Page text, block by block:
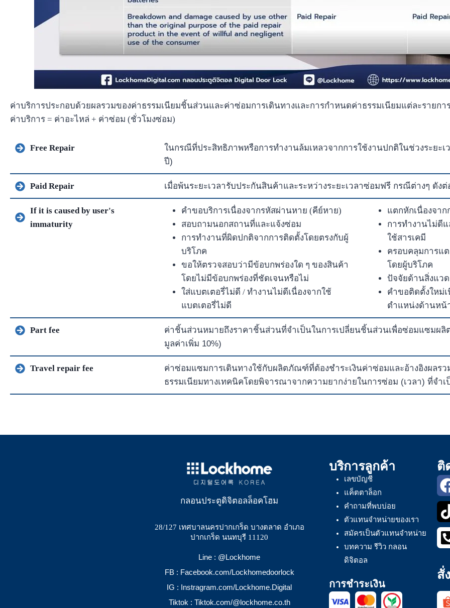
ค่าบริการประกอบด้วยผลรวมของค่าธรรมเนียมชิ้นส่วนและค่าซ่อมการเดินทางและการกําหนดค่าธรรมเนียมแต่ละรายกา
ค่าบริการ = ค่าอะไหล่ + ค่าซ่อม (ชั่วโมงซ่อม)
Free Repair
ในกรณีที่ประสิทธิภาพหรือการทำงานล้มเหลวจากการใช้งานปกติในช่วงระยะ
ปี)
Paid Repair เมื่อพ้นระยะเวลารับประกันสินค้าและระหว่างระยะเวลาซ่อมฟรี กรณีต่างๆ ดั
If it is caused by user's
immaturity
คำขอบริการเนื่องจากรหัสผ่านหาย (คีย์หาย)
สอบถามนอกสถานที่และแจ้งซ่อม
การทำงานที่ผิดปกติจากการติดตั้งโดยตรงกับผู้
บริโภค
ขอให้ตรวจสอบว่ามีข้อบกพร่องใด ๆ ของสินค้า
โดยไม่มีข้อบกพร่องที่ชัดเจนหรือไม่
ใส่แบตเตอรี่ไม่ดี / ทำงานไม่ดีเนื่องจากใช้
แบตเตอรี่ไม่ดี
แตกหักเนื่องจา
การทำงานไม่ดี
ใช้สารเคมี
ครอบคลุมการแ
โดยผู้บริโภค
ปัจจัยด้านสิ่งแว
คำขอติดตั้งใหม่
ตำแหน่งด้านหน้
Part fee
ค่าชิ้นส่วนหมายถึงราคาชิ้นส่วนที่จำเป็นในการเปลี่ยนชิ้นส่วนเพื่อซ่อมแซมผ
มูลค่าเพิ่ม 10%)
Travel repair fee
ค่าซ่อมแซมการเดินทางใช้กับผลิตภัณฑ์ที่ต้องชำระเงินค่าซ่อมและอ้างอิงผลร
ธรรมเนียมทางเทคนิคโดยพิจารณาจากความยากง่ายในการซ่อม (เวลา) ที่จ
กลอนประตูดิจิตอลล็อคโฮม
28/127 เทศบาลนครปากเกร็ด บางตลาด อำเภอ
ปากเกร็ด นนทบุรี 11120
Line : @Lockhome
FB : Facebook.com/Lockhomedoorlock
IG : Instragram.com/Lockhome.Digital
Tiktok : Tiktok.com/@lockhome.co.th
บริการลูกค้า
เลขบัญชี
แค็ตตาล็อก
คำถามที่พบบ่อย
ตัวแทนจำหน่ายของเรา
สมัครเป็นตัวแทนจำหน่าย
บทความ รีวิว กลอน
ดิจิตอล
การชำระเงิน
ติ
สั่